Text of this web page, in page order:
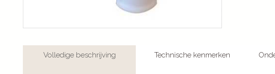
Volledige beschrijving Technische kenmerken